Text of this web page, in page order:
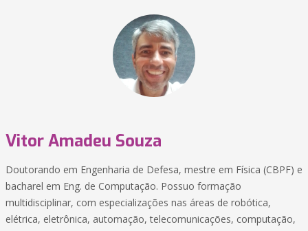
Vitor Amadeu Souza
Doutorando em Engenharia de Defesa, mestre em Física (CBPF) e
bacharel em Eng. de Computação. Possuo formação
multidisciplinar, com especializações nas áreas de robótica,
elétrica, eletrônica, automação, telecomunicações, computação,